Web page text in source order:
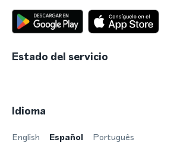
Estado del servicio
Idioma
English Español Português